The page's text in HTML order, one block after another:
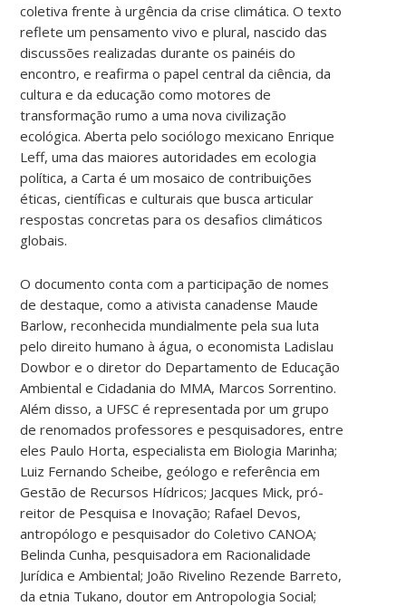
coletiva frente à urgência da crise climática. O texto
reflete um pensamento vivo e plural, nascido das
discussões realizadas durante os painéis do
encontro, e reafirma o papel central da ciência, da
cultura e da educação como motores de
transformação rumo a uma nova civilização
ecológica. Aberta pelo sociólogo mexicano Enrique
Leff, uma das maiores autoridades em ecologia
política, a Carta é um mosaico de contribuições
éticas, científicas e culturais que busca articular
respostas concretas para os desafios climáticos
globais.
O documento conta com a participação de nomes
de destaque, como a ativista canadense Maude
Barlow, reconhecida mundialmente pela sua luta
pelo direito humano à água, o economista Ladislau
Dowbor e o diretor do Departamento de Educação
Ambiental e Cidadania do MMA, Marcos Sorrentino.
Além disso, a UFSC é representada por um grupo
de renomados professores e pesquisadores, entre
eles Paulo Horta, especialista em Biologia Marinha;
Luiz Fernando Scheibe, geólogo e referência em
Gestão de Recursos Hídricos; Jacques Mick, pró-
reitor de Pesquisa e Inovação; Rafael Devos,
antropólogo e pesquisador do Coletivo CANOA;
Belinda Cunha, pesquisadora em Racionalidade
Jurídica e Ambiental; João Rivelino Rezende Barreto,
da etnia Tukano, doutor em Antropologia Social;